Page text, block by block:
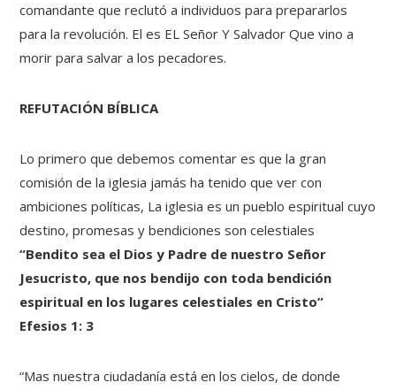
comandante que reclutó a individuos para prepararlos
para la revolución. El es EL Señor Y Salvador Que vino a
morir para salvar a los pecadores.
REFUTACIÓN BÍBLICA
Lo primero que debemos comentar es que la gran
comisión de la iglesia jamás ha tenido que ver con
ambiciones políticas, La iglesia es un pueblo espiritual cuyo
destino, promesas y bendiciones son celestiales
“Bendito sea el Dios y Padre de nuestro Señor
Jesucristo, que nos bendijo con toda bendición
espiritual en los lugares celestiales en Cristo”
Efesios 1: 3
“Mas nuestra ciudadanía está en los cielos, de donde